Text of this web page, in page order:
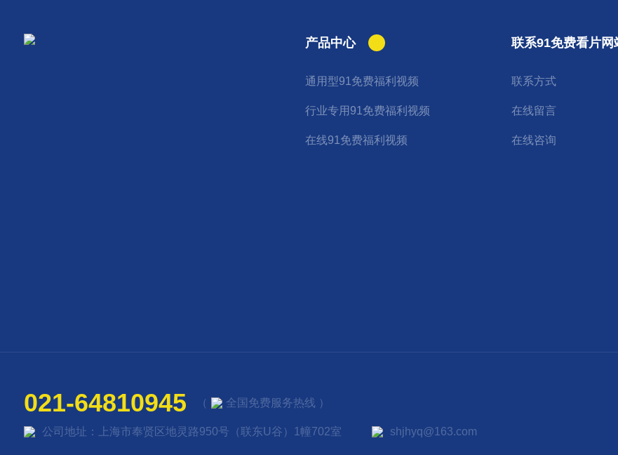
产品中心
通用型91免费福利视频
行业专用91免费福利视频
在线91免费福利视频
联系91免费看片网
联系方式
在线留言
在线咨询
021-64810945 （ 全国免费服务热线 ）
公司地址：上海市奉贤区地灵路950号（联东U谷）1幢702室 shjhyq@163.com